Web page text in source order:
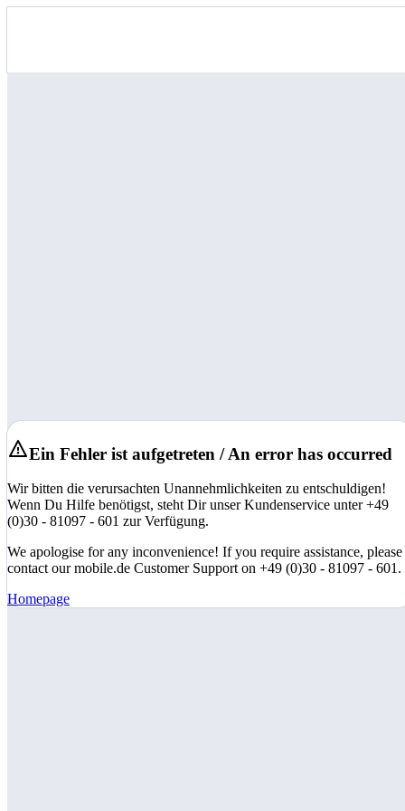
Ein Fehler ist aufgetreten / An error has occurred
Wir bitten die verursachten Unannehmlichkeiten zu entschuldigen!
Wenn Du Hilfe benötigst, steht Dir unser Kundenservice unter +49
(0)30 - 81097 - 601 zur Verfügung.
We apologise for any inconvenience! If you require assistance, please
contact our mobile.de Customer Support on +49 (0)30 - 81097 - 601.
Homepage